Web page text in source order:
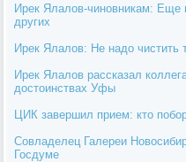
Ирек Ялалов-чиновникам: Еще
других
Ирек Ялалов: Не надо чистить
Ирек Ялалов рассказал
достоинствах Уфы
ЦИК завершил прием: кто
Совладелец Галереи
Госдуме